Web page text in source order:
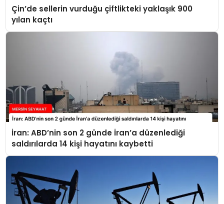
Çin’de sellerin vurduğu çiftlikteki yaklaşık 900
yılan kaçtı
İran: ABD’nin son 2 günde İran’a düzenlediği
saldırılarda 14 kişi hayatını kaybetti